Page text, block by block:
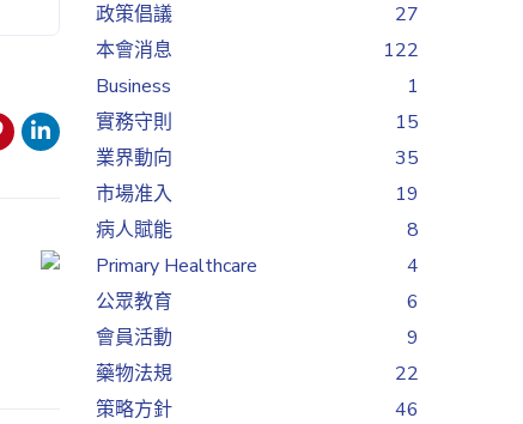
政策倡議
27
本會消息
122
Business
1
實務守則
15
業界動向
35
市場准入
19
病人賦能
8
Primary Healthcare
4
公眾教育
6
會員活動
9
藥物法規
22
策略方針
46